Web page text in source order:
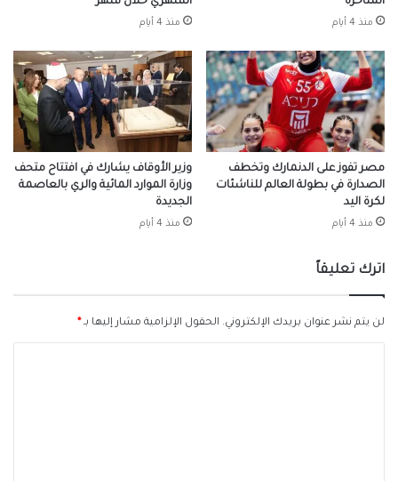
منذ 4 أيام منذ 4 أيام
مصر تفوز على الدنمارك وتخطف
الصدارة في بطولة العالم للناشئات
لكرة اليد
منذ 4 أيام
وزير الأوقاف يشارك في افتتاح متحف
وزارة الموارد المائية والري بالعاصمة
الجديدة
منذ 4 أيام
اترك تعليقاً
لن يتم نشر عنوان بريدك الإلكتروني. الحقول الإلزامية مشار إليها بـ*